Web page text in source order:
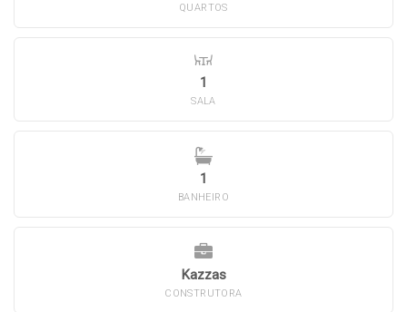
QUARTOS
1
SALA
1
BANHEIRO
Kazzas
CONSTRUTORA